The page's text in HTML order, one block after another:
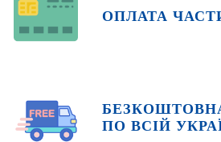
ОПЛАТА
ПО ВСІЙ